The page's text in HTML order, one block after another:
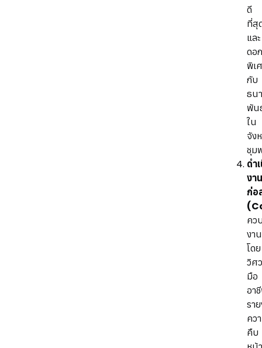
ดี
ที่สุ
และ
ดอ
พิเ
กับ
ธน
พัน
ใน
จัง
ชุม
ดำ
งาน
ก่อ
คว
งาน
โดย
วิศ
มือ
อา
รา
คว
คืบ